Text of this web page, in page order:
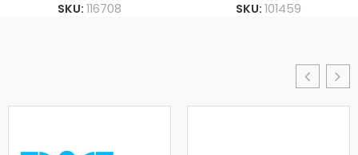
SKU: 116708 SKU: 101459